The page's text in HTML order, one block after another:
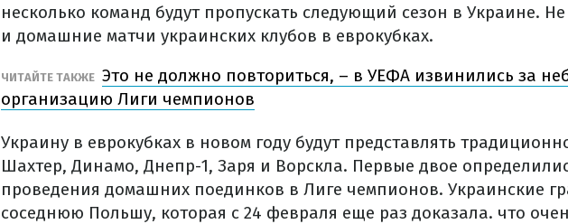
несколько команд будут пропускать следующий сезон в Украине.
и домашние матчи украинских клубов в еврокубках.
ЧИТАЙТЕ ТАКЖЕ Это не должно повториться, – в УЕФА извинились за
организацию Лиги чемпионов
Украину в еврокубках в новом году будут представлять
Шахтер, Динамо, Днепр-1, Заря и Ворскла. Первые двое
проведения домашних поединков в Лиге чемпионов. Украинские
соседнюю Польшу, которая с 24 февраля еще раз доказала. что